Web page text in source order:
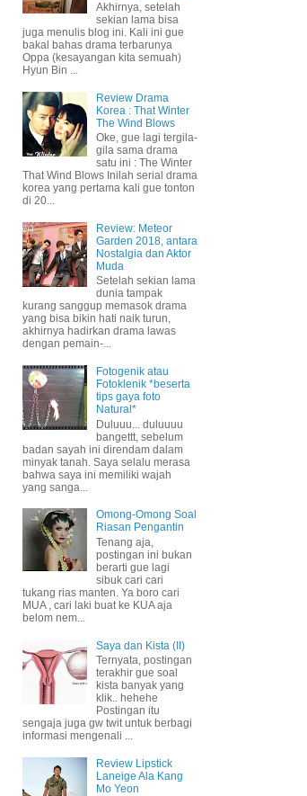
Akhirnya, setelah
sekian lama bisa
juga menulis blog ini. Kali ini gue
bakal bahas drama terbarunya
Oppa (kesayangan kita semuah)
Hyun Bin ...
Review Drama
Korea : That Winter
The Wind Blows
Oke, gue lagi tergila-
gila sama drama
satu ini : The Winter
That Wind Blows Inilah serial drama
korea yang pertama kali gue tonton
di 20...
Review: Meteor
Garden 2018, antara
Nostalgia dan Aktor
Muda
Setelah sekian lama
dunia tampak
kurang sanggup memasok drama
yang bisa bikin hati naik turun,
akhirnya hadirkan drama lawas
dengan pemain-...
Fotogenik atau
Fotoklenik *beserta
tips gaya foto
Natural*
Duluuu... duluuuu
bangettt, sebelum
badan sayah ini direndam dalam
minyak tanah. Saya selalu merasa
bahwa saya ini memiliki wajah
yang sanga...
Omong-Omong Soal
Riasan Pengantin
Tenang aja,
postingan ini bukan
berarti gue lagi
sibuk cari cari
tukang rias manten. Ya boro cari
MUA , cari laki buat ke KUA aja
belom nem...
Saya dan Kista (II)
Ternyata, postingan
terakhir gue soal
kista banyak yang
klik.. hehehe
Postingan itu
sengaja juga gw twit untuk berbagi
informasi mengenali ...
Review Lipstick
Laneige Ala Kang
Mo Yeon